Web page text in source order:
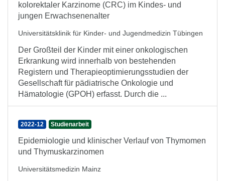
kolorektaler Karzinome (CRC) im Kindes- und
jungen Erwachsenenalter
Universitätsklinik für Kinder- und Jugendmedizin Tübingen
Der Großteil der Kinder mit einer onkologischen
Erkrankung wird innerhalb von bestehenden
Registern und Therapieoptimierungsstudien der
Gesellschaft für pädiatrische Onkologie und
Hämatologie (GPOH) erfasst. Durch die ...
2022-12 Studienarbeit
Epidemiologie und klinischer Verlauf von Thymomen
und Thymuskarzinomen
Universitätsmedizin Mainz